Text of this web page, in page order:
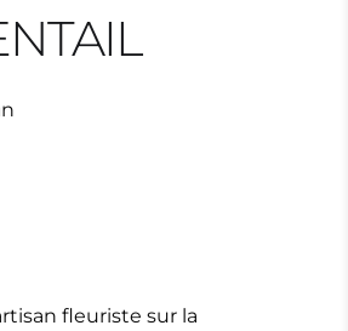
fleuriste sur la